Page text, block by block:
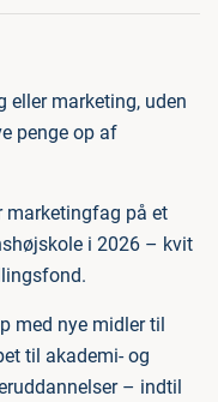
eller marketing, uden
penge op af
marketingfag på et
i 2026 – kvit
med nye midler til
til akademi- og
– indtil